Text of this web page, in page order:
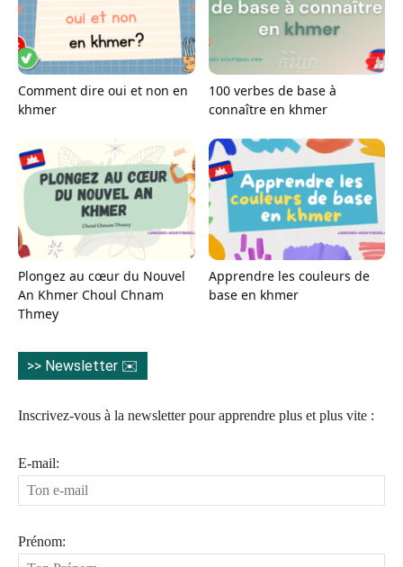
Comment dire oui et non en
khmer
100 verbes de base à
connaître en khmer
Plongez au cœur du Nouvel
An Khmer Choul Chnam
Thmey
Apprendre les couleurs de
base en khmer
>> Newsletter ✉️
Inscrivez-vous à la newsletter pour apprendre plus et plus vite :
E-mail:
Prénom: